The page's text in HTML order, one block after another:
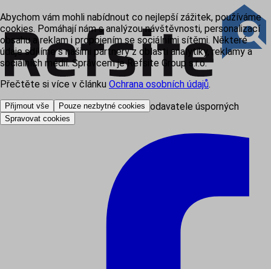
Váš rádce a pomocník při výběru dodavatele úsporných
technologií
Abychom vám mohli nabídnout co nejlepší zážitek, používáme
cookies. Pomáhají nám s analýzou návštěvnosti, personalizací
obsahu a reklam i propojením se sociálními sítěmi. Některé
údaje sdílíme s našimi partnery z oblasti analytiky, reklamy a
sociálních médií. Správcem je Refsite Group s.r.o.
Přečtěte si více v článku Ochrana osobních údajů.
Přijmout vše
Pouze nezbytné cookies
Spravovat cookies